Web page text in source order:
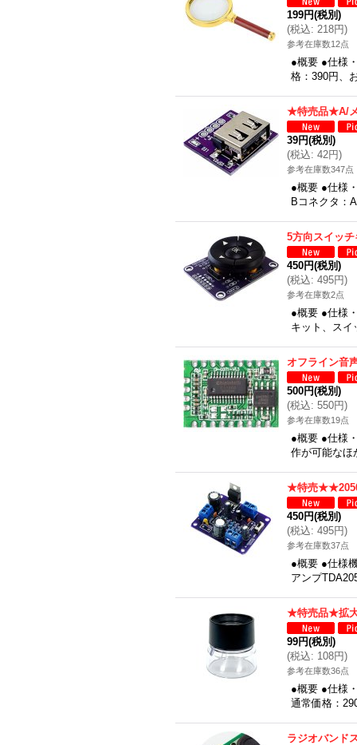
199円(税別)
(税込: 218円)
参考在庫数12点
●概要 ●仕様
格：390円、
★特売品★A/
39円(税別)
(税込: 42円)
参考在庫数347点
●概要 ●仕様
Bコネクタ：
5方向スイッ
450円(税別)
(税込: 495円)
参考在庫数2点
●概要 ●仕様
キット、ス
オフライン音
500円(税別)
(税込: 550円)
参考在庫数19点
●概要 ●仕様
作が可能なほ
★特売
450円(税別)
(税込: 495円)
参考在庫数37点
●概要 ●仕様
アンプ
★特売品★拡
99円(税別)
(税込: 108円)
参考在庫数36点
●概要 ●仕様
通常価格：
ラジオバンド